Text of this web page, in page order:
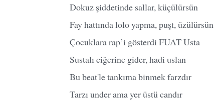
Dokuz şiddetinde sallar, küçülürsün
Fay hattında lolo yapma, puşt, üzülürsün
Çocuklara rap’i gösterdi FUAT Usta
Sustalı ciğerine gider, hadi uslan
Bu beat'le tankıma binmek farzdır
Tarzı under ama yer üstü candır